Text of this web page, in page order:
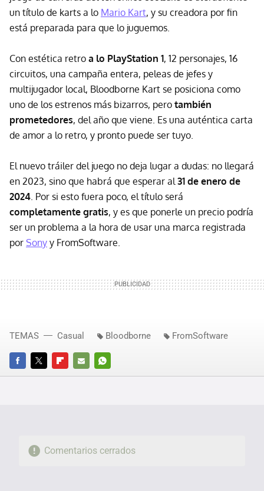
un título de karts a lo Mario Kart, y su creadora por fin
está preparada para que lo juguemos.
Con estética retro a lo PlayStation 1, 12 personajes, 16
circuitos, una campaña entera, peleas de jefes y
multijugador local, Bloodborne Kart se posiciona como
uno de los estrenos más bizarros, pero también
prometedores, del año que viene. Es una auténtica carta
de amor a lo retro, y pronto puede ser tuyo.
El nuevo tráiler del juego no deja lugar a dudas: no llegará
en 2023, sino que habrá que esperar al31 de enero de
2024. Por si esto fuera poco, el título será
completamente gratis, y es que ponerle un precio podría
ser un problema a la hora de usar una marca registrada
por Sony y FromSoftware.
FACEBOOKTWITTERFLIPBOARD
E-
WHATSAPP
TEMAS Casual Bloodborne FromSoftware
Comentarios cerrados